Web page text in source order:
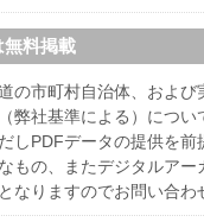
キーワード
無料掲載
の市町村自治体、および
弊社基準による）につい
しPDFデータの提供を前
もの、またデジタルアー
なりますのでお問い合わ